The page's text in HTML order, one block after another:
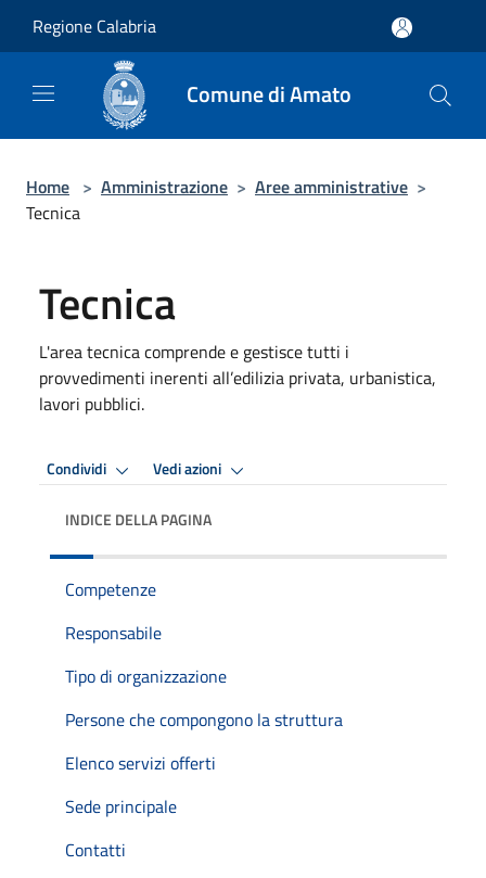
Regione Calabria
Comune di Amato
Home > Amministrazione > Aree amministrative >
Tecnica
Tecnica
L'area tecnica comprende e gestisce tutti i
provvedimenti inerenti all’edilizia privata, urbanistica,
lavori pubblici.
Condividi Vedi azioni
INDICE DELLA PAGINA
Competenze
Responsabile
Tipo di organizzazione
Persone che compongono la struttura
Elenco servizi offerti
Sede principale
Contatti